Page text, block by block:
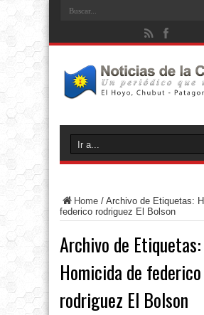
Home / Archivo de Etiquetas:
federico rodriguez El Bolson
Archivo de Etiquetas:
Homicida de federico
rodriguez El Bolson